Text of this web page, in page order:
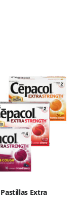
Extra